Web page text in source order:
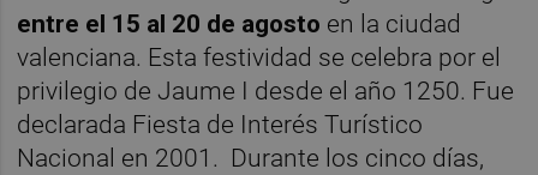
entre el 15 al 20 de agosto en la ciudad
valenciana. Esta festividad se celebra por el
privilegio de Jaume I desde el año 1250. Fue
declarada Fiesta de Interés Turístico
Nacional en 2001. Durante los cinco días,